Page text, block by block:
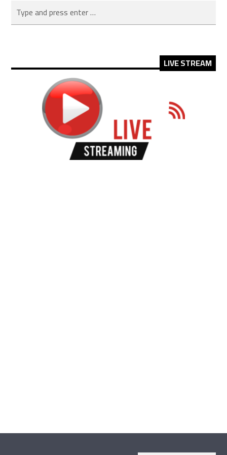
LIVE STREAM